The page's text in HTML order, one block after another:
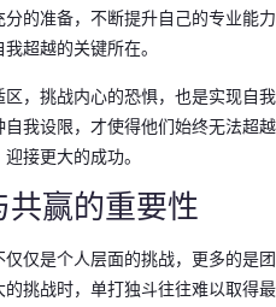
的准备，不断提升自己的专业能
超越的关键所在。
，挑战内心的恐惧，也是实现自
我设限，才使得他们始终无法超
接更大的成功。
赢的重要性
仅是个人层面的挑战，更多的是
挑战时，单打独斗往往难以取得